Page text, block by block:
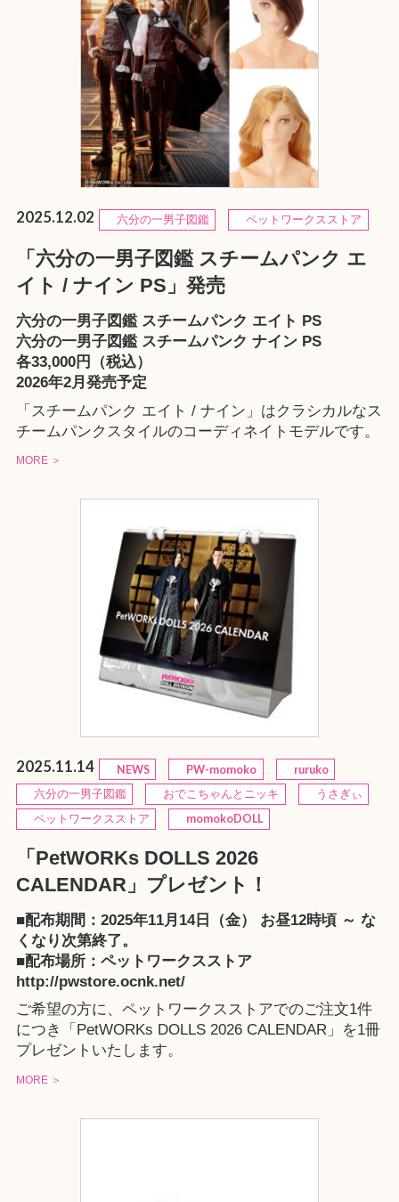
2025.12.02 六分の一男子図鑑 ペットワークスストア
「六分の一男子図鑑 スチームパンク エ
イト / ナイン PS」発売
六分の一男子図鑑 スチームパンク エイト PS
六分の一男子図鑑 スチームパンク ナイン PS
各33,000円（税込）
2026年2月発売予定
「スチームパンク エイト / ナイン」はクラシカルなス
チームパンクスタイルのコーディネイトモデルです。
MORE ＞
2025.11.14 NEWS PW-momoko
ruruko
六分の一男子図鑑
おでこちゃんとニッキ
うさぎぃ
ペットワークスストア
momokoDOLL
「PetWORKs DOLLS 2026
CALENDAR」プレゼント！
■配布期間：2025年11月14日（金） お昼12時頃 ～ な
くなり次第終了。
■配布場所： ペットワークスストア
http://pwstore.ocnk.net/
ご希望の方に、ペットワークスストアでのご注文1件
につき「PetWORKs DOLLS 2026 CALENDAR」を1冊
プレゼントいたします。
MORE ＞